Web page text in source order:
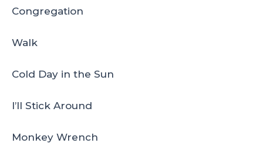
Congregation
Walk
Cold Day in the Sun
I’ll Stick Around
Monkey Wrench